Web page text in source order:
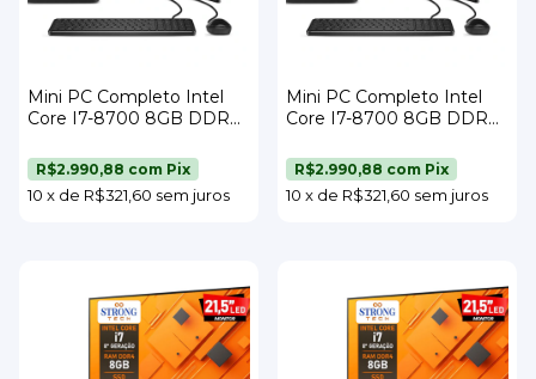
Mini PC Completo Intel
Core I7-8700 8GB DDR4
21,5" Teclado e Mouse
Strong Tech
10 x de R$321,60 sem juros
R$2.990,88 com Pix
Mini PC Completo Intel
Core I7-8700 8GB DDR4
21,5" Teclado e Mouse
Strong Tech
10 x de R$321,60 sem juros
R$2.990,88 com Pix